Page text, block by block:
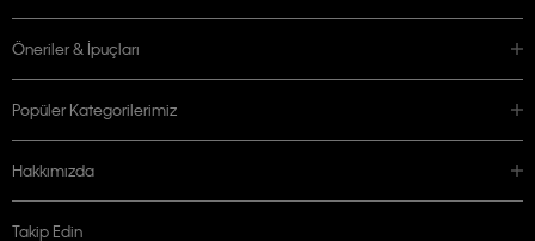
Öneriler & İpuçları
Popüler Kategorilerimiz
Hakkımızda
Takip Edin